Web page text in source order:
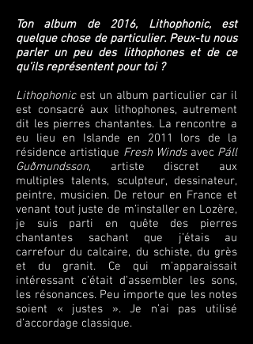
Ton album de 2016, Lithophonic, est
quelque chose de particulier. Peux-tu nous
parler un peu des lithophones et de ce
qu’ils représentent pour toi ?
Lithophonicest un album particulier car il
est consacré aux lithophones, autrement
dit les pierres chantantes. La rencontre a
eu lieu en Islande en 2011 lors de la
résidence artistique Fresh Windsavec Páll
Guðmundsson, artiste discret aux
multiples talents, sculpteur, dessinateur,
peintre, musicien. De retour en France et
venant tout juste de m’installer en Lozère,
je suis parti en quête des pierres
chantantes sachant que j’étais au
carrefour du calcaire, du schiste, du grès
et du granit. Ce qui m’apparaissait
intéressant c’était d’assembler les sons,
les résonances. Peu importe que les notes
soient « justes ». Je n’ai pas utilisé
d’accordage classique.